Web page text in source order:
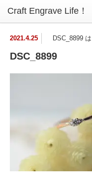
2021.4.25 DSC_8899 は
DSC_8899